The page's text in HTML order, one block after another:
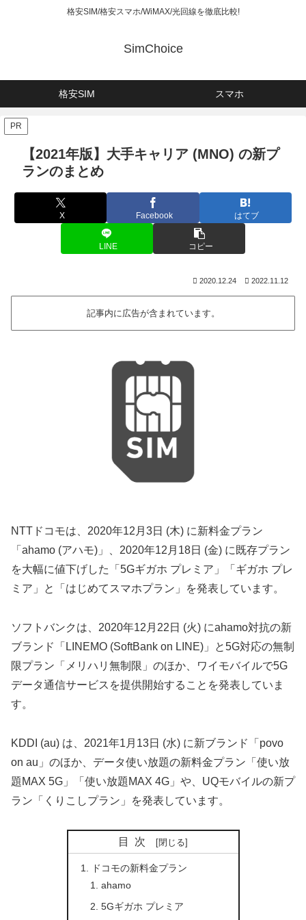
格安SIM/格安スマホ/WiMAX/光回線を徹底比較!
SimChoice
格安SIM スマホ
PR
【2021年版】大手キャリア (MNO) の新プ
ランのまとめ
X Facebook はてブ
LINE コピー
2020.12.24 2022.11.12
記事内に広告が含まれています。
NTTドコモは、2020年12月3日 (木) に新料金プラン
「ahamo (アハモ)」、2020年12月18日 (金) に既存プラン
を大幅に値下げした「5Gギガホ プレミア」「ギガホ プレ
ミア」と「はじめてスマホプラン」を発表しています。
ソフトバンクは、2020年12月22日 (火) にahamo対抗の新
ブランド「LINEMO (SoftBank on LINE)」と5G対応の無制
限プラン「メリハリ無制限」のほか、ワイモバイルで5G
データ通信サービスを提供開始することを発表していま
す。
KDDI (au) は、2021年1月13日 (水) に新ブランド「povo
on au」のほか、データ使い放題の新料金プラン「使い放
題MAX 5G」「使い放題MAX 4G」や、UQモバイルの新プ
ラン「くりこしプラン」を発表しています。
目次
ドコモの新料金プラン
ahamo
5Gギガホ プレミア